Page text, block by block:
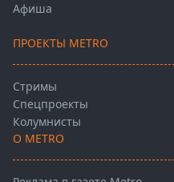
Афиша
ПРОЕКТЫ METRO
Стримы
Спецпроекты
Колумнисты
О METRO